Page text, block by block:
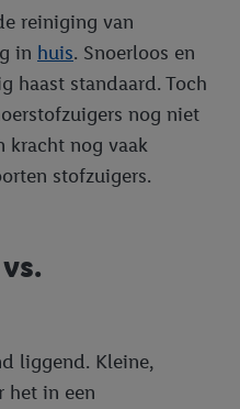
reiniging van
in huis. Snoerloos en
haast standaard. Toch
nog niet
kracht nog vaak
stofzuigers.
liggend. Kleine,
het in een